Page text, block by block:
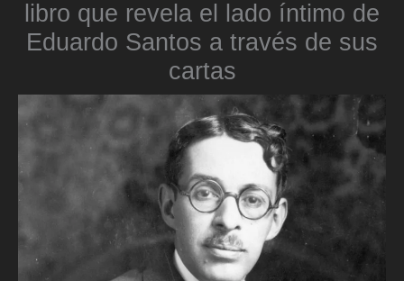
libro que revela el lado íntimo de
Eduardo Santos a través de sus
cartas